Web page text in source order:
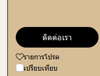
ติดต่อเรา
รายการโปรด
เปรียบเทียบ